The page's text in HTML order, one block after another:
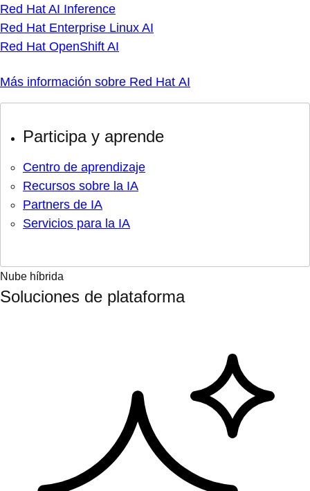
Red Hat AI Inference
Red Hat Enterprise Linux AI
Red Hat OpenShift AI
Más información sobre Red Hat AI
Participa y aprende
Centro de aprendizaje
Recursos sobre la IA
Partners de IA
Servicios para la IA
Nube híbrida
Soluciones de plataforma